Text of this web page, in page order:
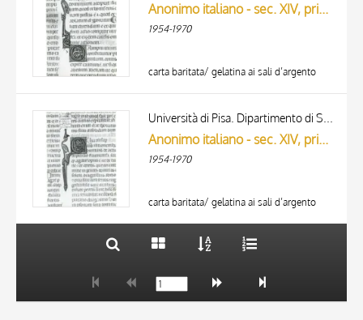
Anonimo italiano - sec. XIV, primo quarto - Lucca, Biblioteca Capitolare Feliniana, Ms. 325, f. 44v, particolare
1954-1970
carta baritata/ gelatina ai sali d’argento
Anonimo italiano - sec. XIV, primo quarto - Lucca, Biblioteca Capitolare Feliniana, Ms. 325, f. 51r, particolare
1954-1970
carta baritata/ gelatina ai sali d’argento
TITOLO
AUTORE
ARTISTA
20 RISULTATI